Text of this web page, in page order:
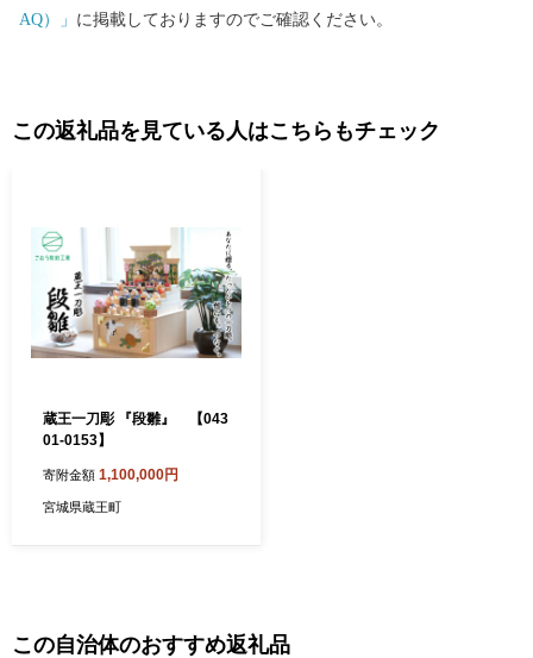
AQ）」 に掲載しておりますのでご確認ください。
この返礼品を見ている人はこちらもチェック
蔵王一刀彫 『段雛』 【043
01-0153】
寄附金額 1,100,000円
宮城県蔵王町
この自治体のおすすめ返礼品